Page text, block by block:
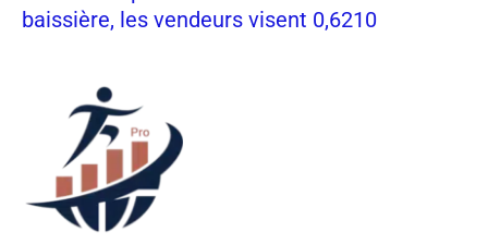
baissière, les vendeurs visent 0,6210